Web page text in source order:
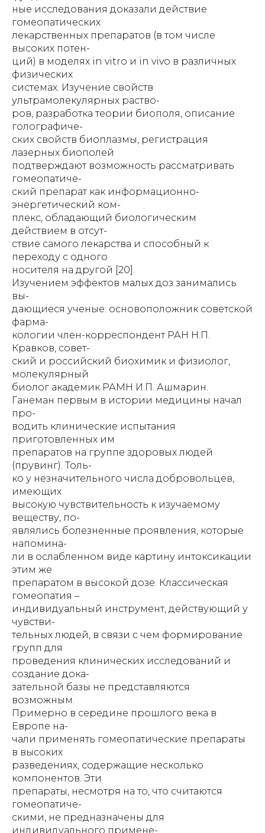
ные исследования доказали действие
гомеопатических
лекарственных препаратов (в том числе
высоких потен-
ций) в моделях in vitro и in vivo в различных
физических
системах. Изучение свойств
ультрамолекулярных раство-
ров, разработка теории биополя, описание
голографиче-
ских свойств биоплазмы, регистрация
лазерных биополей
подтверждают возможность рассматривать
гомеопатиче-
ский препарат как информационно-
энергетический ком-
плекс, обладающий биологическим
действием в отсут-
ствие самого лекарства и способный к
переходу с одного
носителя на другой [20].
Изучением эффектов малых доз занимались
вы-
дающиеся ученые: основоположник советской
фарма-
кологии член-корреспондент РАН Н.П.
Кравков, совет-
ский и российский биохимик и физиолог,
молекулярный
биолог академик РАМН И.П. Ашмарин.
Ганеман первым в истории медицины начал
про-
водить клинические испытания
приготовленных им
препаратов на группе здоровых людей
(прувинг). Толь-
ко у незначительного числа добровольцев,
имеющих
высокую чувствительность к изучаемому
веществу, по-
являлись болезненные проявления, которые
напомина-
ли в ослабленном виде картину интоксикации
этим же
препаратом в высокой дозе. Классическая
гомеопатия –
индивидуальный инструмент, действующий у
чувстви-
тельных людей, в связи с чем формирование
групп для
проведения клинических исследований и
создание дока-
зательной базы не представляются
возможным.
Примерно в середине прошлого века в
Европе на-
чали применять гомеопатические препараты
в высоких
разведениях, содержащие несколько
компонентов. Эти
препараты, несмотря на то, что считаются
гомеопатиче-
скими, не предназначены для
индивидуального примене-